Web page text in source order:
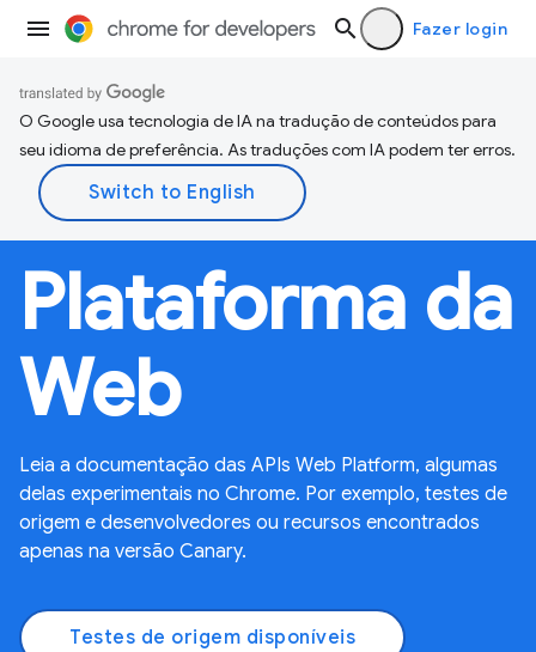
Fazer login
O Google usa tecnologia de IA na tradução de conteúdos para
seu idioma de preferência. As traduções com IA podem ter erros.
Plataforma da
Web
Leia a documentação das APIs Web Platform, algumas
delas experimentais no Chrome. Por exemplo, testes de
origem e desenvolvedores ou recursos encontrados
apenas na versão Canary.
Testes de origem disponíveis